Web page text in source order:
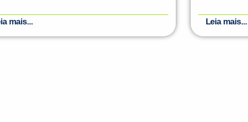
mais... Leia mais...